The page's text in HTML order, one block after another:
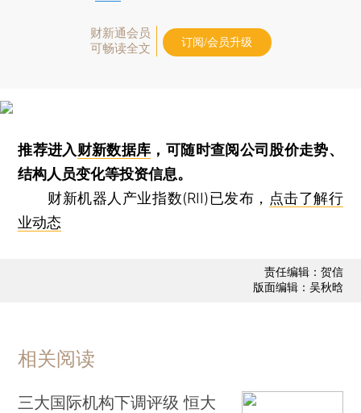
财新通会员
可畅读全文
订阅/会员升级
推荐进入财新数据库 ，可随时查阅公司股价走势、
结构人员变化等投资信息。
财新机器人产业指数(RII)已发布， 点击了解行
业动态
责任编辑：贺信
版面编辑：吴秋晗
相关阅读
三大国际机构下调评级 恒大